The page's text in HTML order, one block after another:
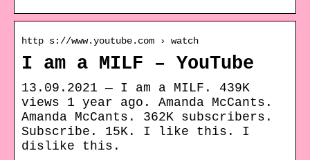
http s://www.youtube.com › watch
I am a MILF – YouTube
13.09.2021 — I am a MILF. 439K
views 1 year ago. Amanda McCants.
Amanda McCants. 362K subscribers.
Subscribe. 15K. I like this. I
dislike this.